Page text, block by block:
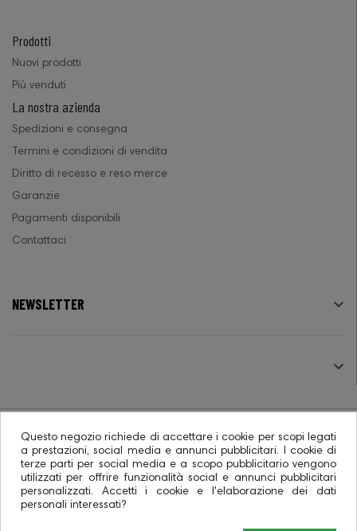
Prodotti
Nuovi prodotti
Più venduti
La nostra azienda
Spedizioni e consegna
Termini e condizioni di vendita
Diritto di recesso e reso merce
Garanzie
Pagamenti disponibili
Contattaci
NEWSLETTER 

© 2026 - Ecommerce software CO.RA. SpA
Questo negozio richiede di accettare i cookie per scopi legati
a prestazioni, social media e annunci pubblicitari. I cookie di
terze parti per social media e a scopo pubblicitario vengono
utilizzati per offrire funzionalità social e annunci pubblicitari
personalizzati. Accetti i cookie e l'elaborazione dei dati
personali interessati?